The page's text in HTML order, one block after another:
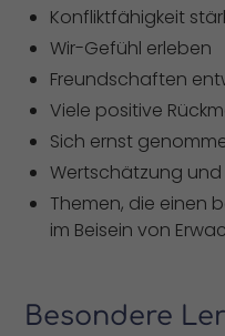
Konfliktfähigkeit
Wir-Gefühl erleben
Freundschaften
Viele positive
Sich ernst
Wertschätzung
Themen, die einen
im Beisein von
Besondere